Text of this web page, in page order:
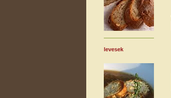
levesek